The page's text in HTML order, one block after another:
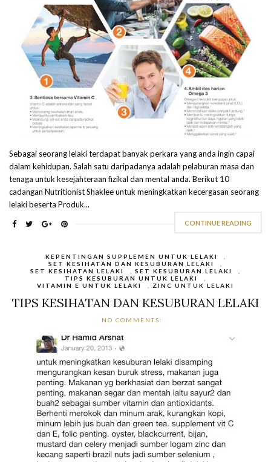
Sebagai seorang lelaki terdapat banyak perkara yang anda ingin capai
dalam kehidupan. Salah satu daripadanya adalah pelaburan masa dan
tenaga untuk kesejahteraan fizikal dan mental anda. Berikut 10
cadangan Nutritionist Shaklee untuk meningkatkan kecergasan seorang
lelaki beserta Produk...
CONTINUE READING
KEPENTINGAN SUPPLEMEN UNTUK LELAKI
SET KESIHATAN DAN KESUBURAN LELAKI
SET KESIHATAN LELAKI
SET KESUBURAN LELAKI
TIPS KESUBURAN UNTUK LELAKI
VITAMIN E UNTUK LELAKI
ZINC UNTUK LELAKI
TIPS KESIHATAN DAN KESUBURAN LELAKI
NO COMMENTS: